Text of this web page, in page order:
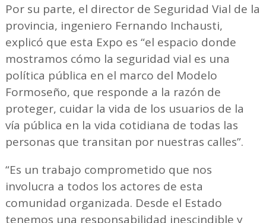
Por su parte, el director de Seguridad Vial de la
provincia, ingeniero Fernando Inchausti,
explicó que esta Expo es “el espacio donde
mostramos cómo la seguridad vial es una
política pública en el marco del Modelo
Formoseño, que responde a la razón de
proteger, cuidar la vida de los usuarios de la
vía pública en la vida cotidiana de todas las
personas que transitan por nuestras calles”.
“Es un trabajo comprometido que nos
involucra a todos los actores de esta
comunidad organizada. Desde el Estado
tenemos una responsabilidad inescindible y